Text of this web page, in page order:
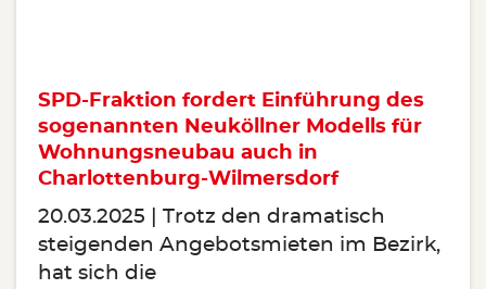
SPD-Fraktion fordert Einführung des
sogenannten Neuköllner Modells für
Wohnungsneubau auch in
Charlottenburg-Wilmersdorf
20.03.2025
Trotz den dramatisch
steigenden Angebotsmieten im Bezirk,
hat sich die